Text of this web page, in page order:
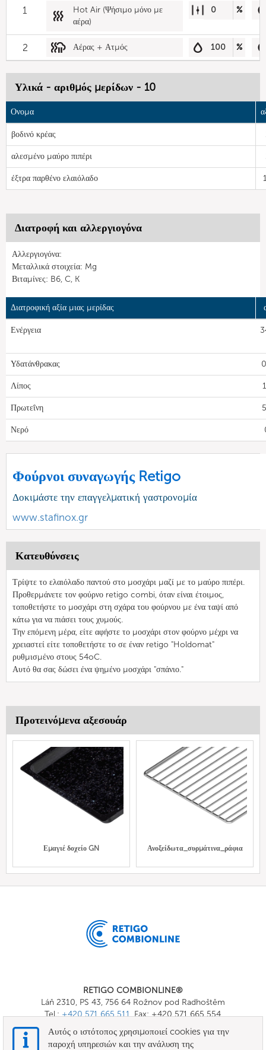
1
Hot Air (Ψήσιμο μόνο με
αέρα)
0 %
2 Αέρας + Ατμός 100 %
Υλικά - αριθμός μερίδων - 10
Ονομα
βοδινό κρέας
αλεσμένο μαύρο πιπέρι
έξτρα παρθένο ελαιόλαδο
Διατροφή και αλλεργιογόνα
Αλλεργιογόνα:
Μεταλλικά στοιχεία: Mg
Βιταμίνες: B6, C, K
Διατροφική αξία μιας μερίδας
Ενέργεια
Υδατάνθρακας
Λίπος
Πρωτεΐνη
Νερό
Φούρνοι συναγωγής Retigo
Δοκιμάστε την επαγγελματική γαστρονομία
www.stafinox.gr
Κατευθύνσεις
Τρίψτε το ελαιόλαδο παντού στο μοσχάρι μαζί με το μαύρο πιπέρι.
Προθερμάνετε τον φούρνο retigo combi, όταν είναι έτοιμος,
τοποθετήστε το μοσχάρι στη σχάρα του φούρνου με ένα ταψί από
κάτω για να πιάσει τους χυμούς.
Την επόμενη μέρα, είτε αφήστε το μοσχάρι στον φούρνο μέχρι να
χρειαστεί είτε τοποθετήστε το σε έναν retigo "Holdomat"
ρυθμισμένο στους 54oC.
Αυτό θα σας δώσει ένα ψημένο μοσχάρι "σπάνιο."
Προτεινόμενα αξεσουάρ
Εμαγιέ δοχείο GN Ανοξείδωτα_συρμάτινα_ράφια
RETIGO COMBIONLINE®
Láň 2310, PS 43, 756 64 Rožnov pod Radhoštěm
Tel.:+420 571 665 511, Fax: +420 571 665 554
E-mail:
info@combionline.com
Αυτός ο ιστότοπος χρησιμοποιεί cookies για την
παροχή υπηρεσιών και την ανάλυση της